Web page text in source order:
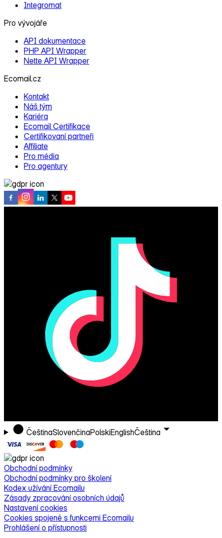
Integromat
Pro vývojáře
API dokumentace
PHP API Wrapper
Nette API Wrapper
Ecomail.cz
Kontakt
Náš tým
Kariéra
Ecomail Certifikace
Certifikovaní partneři
Affiliate
Pro média
Pro agentury
ČeštinaSlovenčinaPolskiEnglishČeština
Obchodní podmínky
Obchodní podmínky pro školení
Kodex užívání Ecomailu
Zásady zpracování osobních údajů
Nastavení cookies
Cookies spojené s funkcemi Ecomailu
Prohlášení o přístupnosti